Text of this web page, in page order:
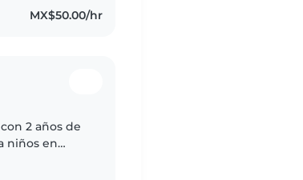
MX$50.00/hr
2 años de
niños en